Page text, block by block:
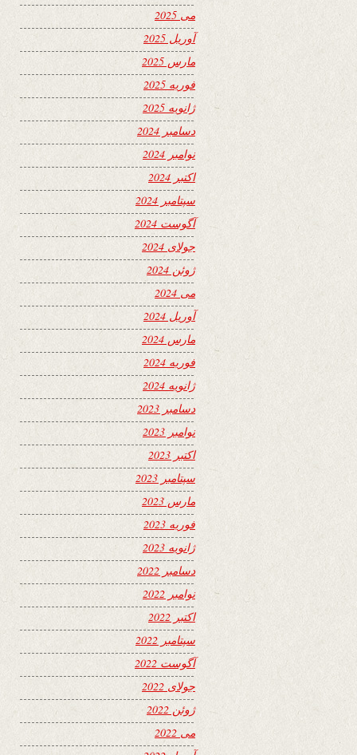
می 2025
آوریل 2025
مارس 2025
فوریه 2025
ژانویه 2025
دسامبر 2024
نوامبر 2024
اکتبر 2024
سپتامبر 2024
آگوست 2024
جولای 2024
ژوئن 2024
می 2024
آوریل 2024
مارس 2024
فوریه 2024
ژانویه 2024
دسامبر 2023
نوامبر 2023
اکتبر 2023
سپتامبر 2023
مارس 2023
فوریه 2023
ژانویه 2023
دسامبر 2022
نوامبر 2022
اکتبر 2022
سپتامبر 2022
آگوست 2022
جولای 2022
ژوئن 2022
می 2022